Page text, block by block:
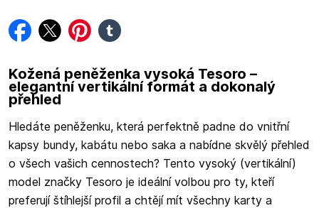
facebook
twitterpinterest
tumblr
Kožená peněženka vysoká Tesoro –
elegantní vertikální formát a dokonalý
přehled
Hledáte peněženku, která perfektně padne do vnitřní
kapsy bundy, kabátu nebo saka a nabídne skvělý přehled
o všech vašich cennostech? Tento vysoký (vertikální)
model značky Tesoro je ideální volbou pro ty, kteří
preferují štíhlejší profil a chtějí mít všechny karty a